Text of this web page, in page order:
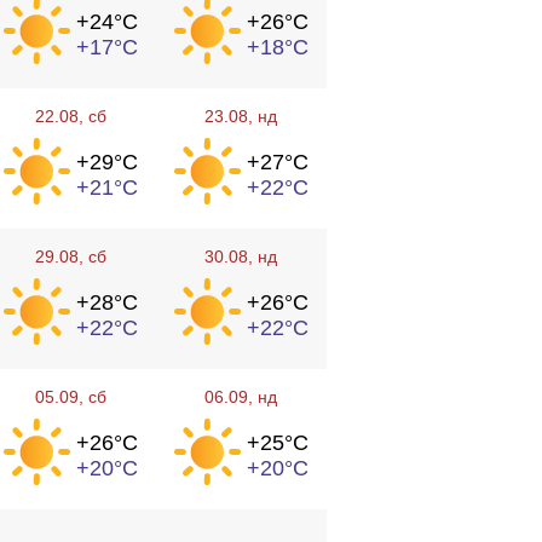
+24°C
+17°C
+26°C
+18°C
22.08 , сб
+29°C
+21°C
23.08 , нд
+27°C
+22°C
29.08 , сб
+28°C
+22°C
30.08 , нд
+26°C
+22°C
05.09 , сб
+26°C
+20°C
06.09 , нд
+25°C
+20°C